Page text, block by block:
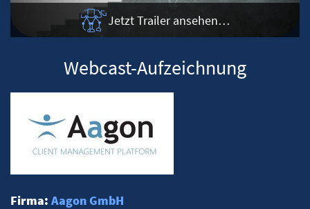
Jetzt Trailer ansehen…
Webcast-Aufzeichnung
Firma: Aagon GmbH